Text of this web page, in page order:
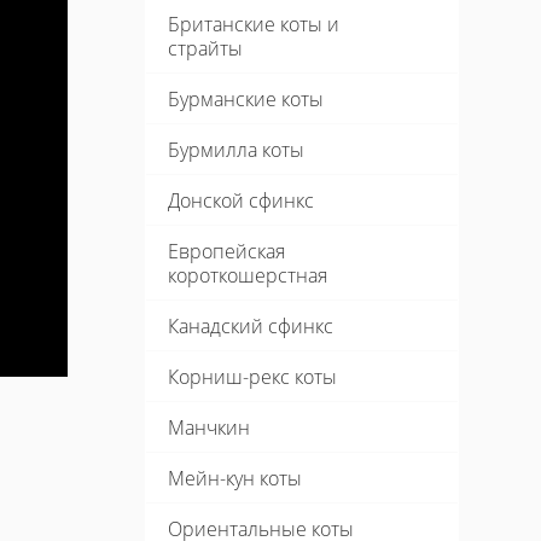
Британские коты и
страйты
Бурманские коты
Бурмилла коты
Донской сфинкс
Европейская
короткошерстная
Канадский сфинкс
Корниш-рекс коты
Манчкин
Мейн-кун коты
Ориентальные коты